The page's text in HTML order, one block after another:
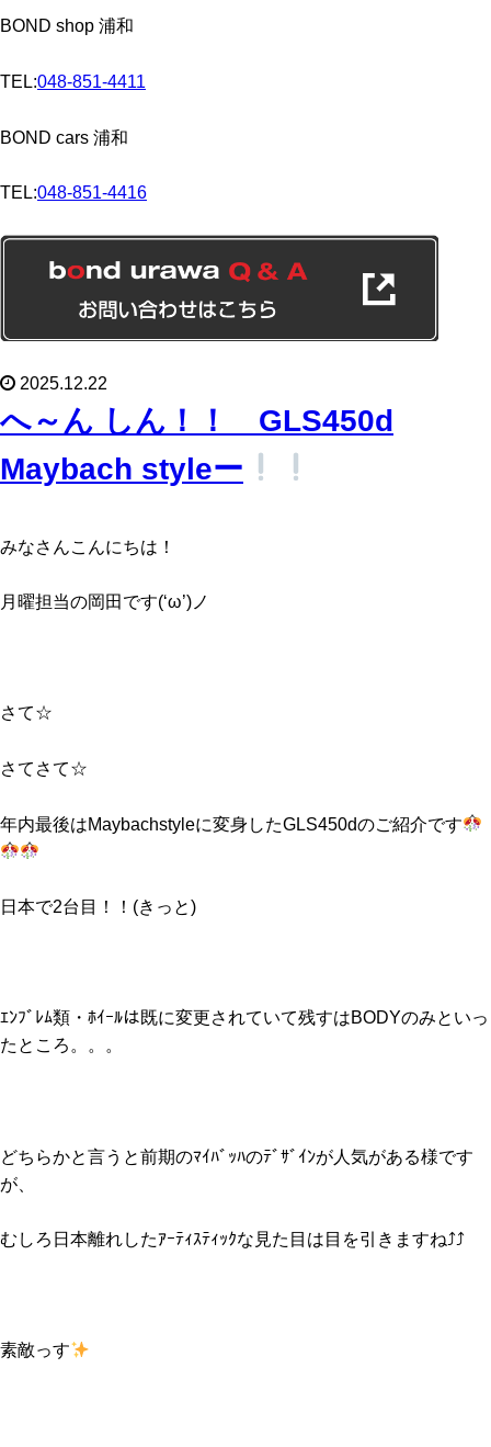
BOND shop 浦和
TEL:048-851-4411
BOND cars 浦和
TEL:048-851-4416
2025.12.22
へ～ん しん！！ GLS450d
Maybach styleー
みなさんこんにちは！
月曜担当の岡田です(‘ω’)ノ
さて☆
さてさて☆
年内最後はMaybachstyleに変身したGLS450dのご紹介です
日本で2台目！！(きっと)
ｴﾝﾌﾞﾚﾑ類・ﾎｲｰﾙは既に変更されていて残すはBODYのみといっ
たところ。。。
どちらかと言うと前期のﾏｲﾊﾞｯﾊのﾃﾞｻﾞｲﾝが人気がある様です
が、
むしろ日本離れしたｱｰﾃｨｽﾃｨｯｸな見た目は目を引きますね⤴⤴
素敵っす